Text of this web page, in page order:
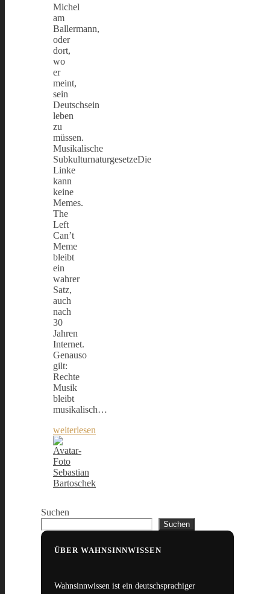
Michel
am
Ballermann,
oder
dort,
wo
er
meint,
sein
Deutschsein
leben
zu
müssen.
Musikalische
SubkulturnaturgesetzeDie
Linke
kann
keine
Memes.
The
Left
Can’t
Meme
bleibt
ein
wahrer
Satz,
auch
nach
30
Jahren
Internet.
Genauso
gilt:
Rechte
Musik
bleibt
musikalisch…
weiterlesen
Sebastian
Bartoschek
Suchen
Suchen
ÜBER WAHNSINNWISSEN
Wahnsinnwissen ist ein deutschsprachiger